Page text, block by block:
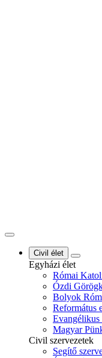
Civil élet
Egyházi élet
Római
Ózdi
Bolyok
Református
Evangélikus
Magyar
Civil szervezetek
Segítő